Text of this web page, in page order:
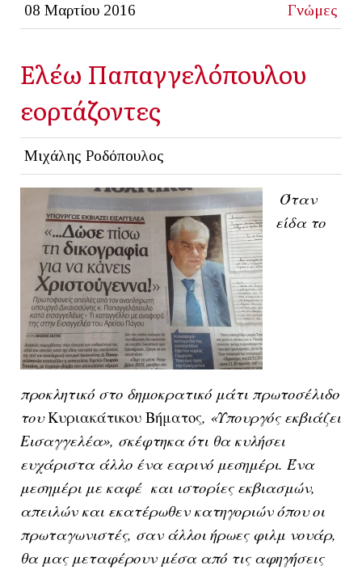
08 Μαρτίου 2016 Γνώμες
Ελέω Παπαγγελόπουλου
εορτάζοντες
Μιχάλης Ροδόπουλος
Όταν
είδα το
προκλητικό στο δημοκρατικό μάτι πρωτοσέλιδο
τουΚυριακάτικου Βήματος, «Υπουργός εκβιάζει
Εισαγγελέα», σκέφτηκα ότι θα κυλήσει
ευχάριστα άλλο ένα εαρινό μεσημέρι. Ένα
μεσημέρι με καφέ και ιστορίες εκβιασμών,
απειλών και εκατέρωθεν κατηγοριών όπου οι
πρωταγωνιστές, σαν άλλοι ήρωες φιλμ νουάρ,
θα μας μεταφέρουν μέσα από τις αφηγήσεις